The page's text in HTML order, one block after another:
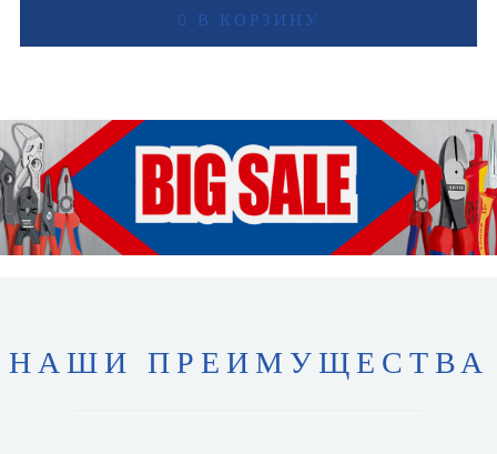
В КОРЗИНУ
НАШИ ПРЕИМУЩЕСТВА